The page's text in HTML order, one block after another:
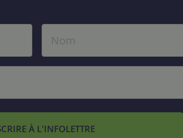
À L'INFOLETTRE